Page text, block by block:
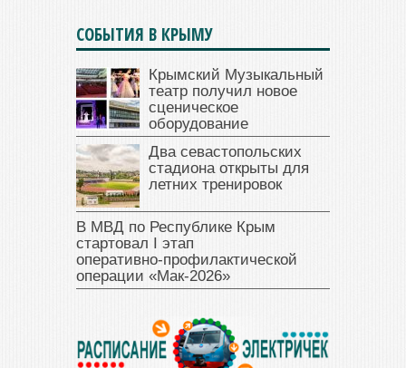
СОБЫТИЯ В КРЫМУ
Крымский Музыкальный
театр получил новое
сценическое
оборудование
Два севастопольских
стадиона открыты для
летних тренировок
В МВД по Республике Крым
стартовал I этап
оперативно‑профилактической
операции «Мак‑2026»